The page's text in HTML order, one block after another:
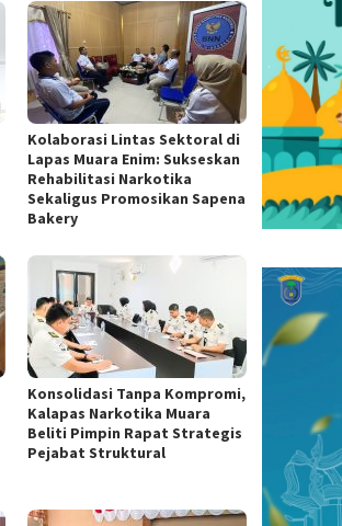
Kolaborasi Lintas Sektoral di
Lapas Muara Enim: Sukseskan
Rehabilitasi Narkotika
Sekaligus Promosikan Sapena
Bakery
Konsolidasi Tanpa Kompromi,
Kalapas Narkotika Muara
Beliti Pimpin Rapat Strategis
Pejabat Struktural